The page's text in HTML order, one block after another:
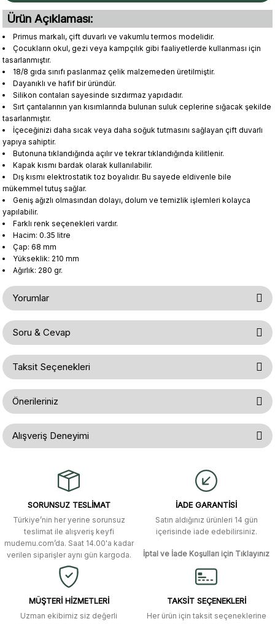
Ürün Açıklaması:
Primus markalı, çift duvarlı ve vakumlu termos modelidir.
Çocukların okul, gezi veya kampçılık gibi faaliyetlerde kullanması için
tasarlanmıştır.
18/8 gıda sınıfı paslanmaz çelik malzemeden üretilmiştir.
Dayanıklı ve hafif bir üründür.
Silikon contaları sayesinde sızdırmaz yapıdadır.
Sırt çantalarının yan kısımlarında bulunan suluk ceplerine sığacak şekilde
tasarlanmıştır.
İçeceğinizi daha sıcak veya daha soğuk tutmasını sağlayan çift duvarlı
yapıya sahiptir.
Butonuna tıklandığında açılır ve tekrar tıklandığında kilitlenir.
Kapak kısmı bardak olarak kullanılabilir.
Dış kısmı elektrostatik toz boyalıdır. Bu sayede eldivenle bile
mükemmel tutuş sağlar.
Geniş ağızlı olmasından dolayı, dolum ve temizlik işlemleri kolayca
yapılabilir.
Farklı renk seçenekleri vardır.
Hacim: 0.35 litre
Çap: 68 mm
Yükseklik: 210 mm
Ağırlık: 280 gr.
Yorumlar
Bu ürüne ilk yorumu siz yapın!
Yorum Yaz
Soru & Cevap
Ürün hakkında henüz soru sorulmamış.
Soru Sor
Taksit Seçenekleri
Önerileriniz
Bu ürünün fiyat bilgisi, resim, ürün açıklamalarında ve diğer konularda
yetersiz gördüğünüz noktaları öneri formunu kullanarak tarafımıza
iletebilirsiniz.
Ürün resmi kalitesiz, bozuk veya görüntülenemiyor.
Ürün bilgilerinde hatalar bulunuyor.
Ürün fiyatı diğer sitelerden daha pahalı.
Bu ürüne benzer farklı alternatifler olmalı.
Alışveriş Deneyimi
alışverişti. Ürün bir gün sonra elime
ulaştı. Mağaza yetkilileri oldukça
yanıt aldım ve çözüm buldum.
Murat Duman | 17/03/2026
Site güvenilir ve kullanışlı, fakat
kavela ve diğer ahşap aksesuarları
menü seçeneklerinde bulunmuyor,
spesifik olarak "kavela" terimini
aratarak bulunabilir.
SORUNSUZ TESLİMAT
Türkiye’nin her yerine sorunsuz
teslimat ile alışveriş keyfi
mudemu.com’da. Saat 14.00'a kadar
verilen siparişler aynı gün kargoda.
İADE GARANTİSİ
Satın aldığınız ürünleri 14 gün
içerisinde iade edebilirsiniz.
İptal ve İade Koşulları için Tıklayınız
MÜŞTERİ HİZMETLERİ
Uzman ekibimiz siz değerli
TAKSİT SEÇENEKLERİ
Her ürün için taksit seçeneklerine